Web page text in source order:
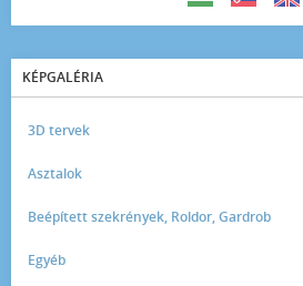
KÉPGALÉRIA
3D tervek
Asztalok
Beépített szekrények, Roldor, Gardrob
Egyéb